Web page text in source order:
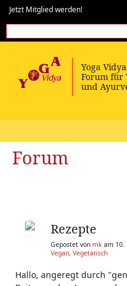
Jetzt Mitglied werden!
Forum
Rezepte
Gepostet von mk am 10.
Vegan, Vegetarisch
Hallo, angeregt durch